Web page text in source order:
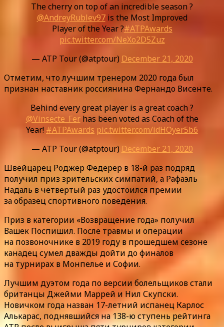
The cherry on top of an incredible season ?
@AndreyRublev97is the Most Improved
Player of the Year ?#ATPAwards
pic.twitter.com/NeXo2D5Zuz
— ATP Tour (@atptour) December 21, 2020
Отметим, что лучшим тренером 2020 года был
признан наставник россиянина Фернандо Висенте.
Behind every great player is a great coach ?
@Vinsecte_Ferhas been voted as Coach of the
Year! #ATPAwards pic.twitter.com/idHOyer5b6
— ATP Tour (@atptour) December 21, 2020
Швейцарец Роджер Федерер в 18-й раз подряд
получил приз зрительских симпатий, а Рафаэль
Надаль в четвертый раз удостоился премии
за образец спортивного поведения.
Приз в категории «Возвращение года» получил
Вашек Поспишил. После травмы и операции
на позвоночнике в 2019 году в прошедшем сезоне
канадец сумел дважды дойти до финалов
на турнирах в Монпелье и Софии.
Лучшим дуэтом года по версии болельщиков стали
британцы Джейми Маррей и Нил Скупски.
Новичком года назван 17-летний испанец Карлос
Алькарас, поднявшийся на 138-ю ступень рейтинга